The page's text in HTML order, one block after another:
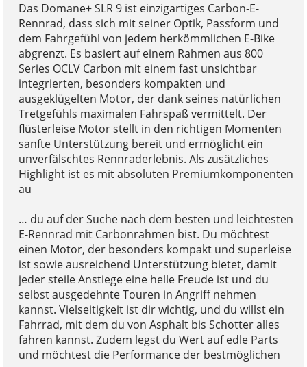
Das Domane+ SLR 9 ist einzigartiges Carbon-E-
Rennrad, dass sich mit seiner Optik, Passform und
dem Fahrgefühl von jedem herkömmlichen E-Bike
abgrenzt. Es basiert auf einem Rahmen aus 800
Series OCLV Carbon mit einem fast unsichtbar
integrierten, besonders kompakten und
ausgeklügelten Motor, der dank seines natürlichen
Tretgefühls maximalen Fahrspaß vermittelt. Der
flüsterleise Motor stellt in den richtigen Momenten
sanfte Unterstützung bereit und ermöglicht ein
unverfälschtes Rennraderlebnis. Als zusätzliches
Highlight ist es mit absoluten Premiumkomponenten
au
… du auf der Suche nach dem besten und leichtesten
E-Rennrad mit Carbonrahmen bist. Du möchtest
einen Motor, der besonders kompakt und superleise
ist sowie ausreichend Unterstützung bietet, damit
jeder steile Anstiege eine helle Freude ist und du
selbst ausgedehnte Touren in Angriff nehmen
kannst. Vielseitigkeit ist dir wichtig, und du willst ein
Fahrrad, mit dem du von Asphalt bis Schotter alles
fahren kannst. Zudem legst du Wert auf edle Parts
und möchtest die Performance der bestmöglichen